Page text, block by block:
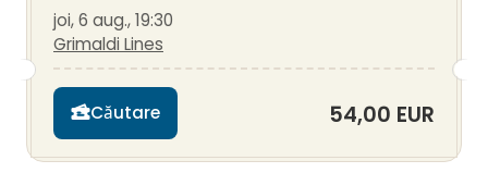
joi, 6 aug., 19:30
Grimaldi Lines
Căutare 54,00 EUR